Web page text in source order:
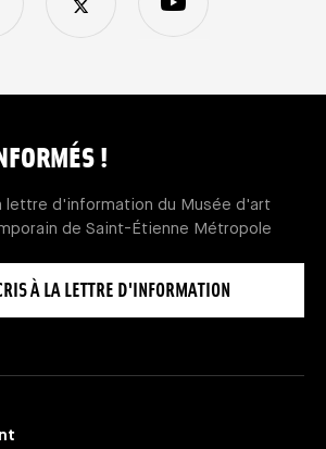
!
lettre d'information du Musée d'art
de Saint-Étienne Métropole
À LA LETTRE D'INFORMATION